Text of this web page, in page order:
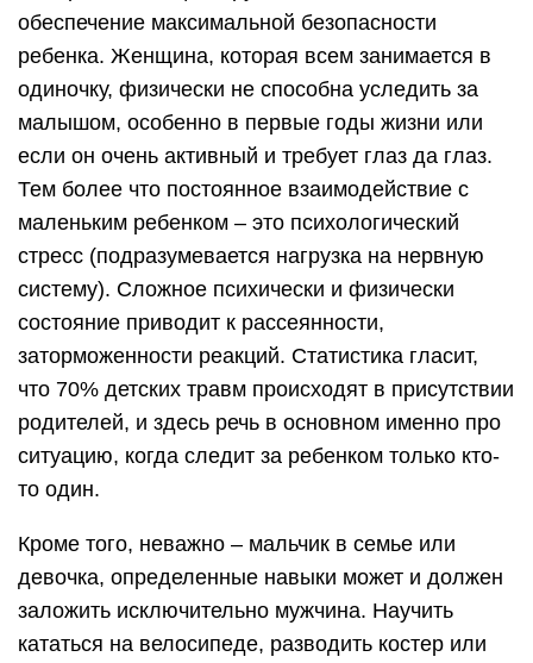
обеспечение максимальной безопасности
ребенка. Женщина, которая всем занимается в
одиночку, физически не способна уследить за
малышом, особенно в первые годы жизни или
если он очень активный и требует глаз да глаз.
Тем более что постоянное взаимодействие с
маленьким ребенком – это психологический
стресс (подразумевается нагрузка на нервную
систему). Сложное психически и физически
состояние приводит к рассеянности,
заторможенности реакций. Статистика гласит,
что 70% детских травм происходят в присутствии
родителей, и здесь речь в основном именно про
ситуацию, когда следит за ребенком только кто-
то один.
Кроме того, неважно – мальчик в семье или
девочка, определенные навыки может и должен
заложить исключительно мужчина. Научить
кататься на велосипеде, разводить костер или